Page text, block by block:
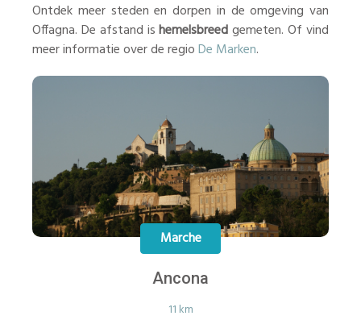
Ontdek meer steden en dorpen in de omgeving van
Offagna. De afstand ishemelsbreedgemeten. Of vind
meer informatie over de regioDe Marken.
Marche
Ancona
11 km